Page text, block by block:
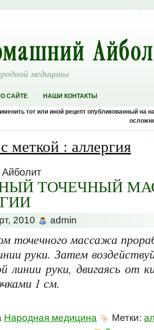
медицины
О САЙТЕ НАШИ КОНТАКТЫ
тот или иной рецепт опубликованный на
меткой : аллергия
ТОЧЕЧНЫЙ
2010 admin
точечного массажа
руки. Затем
линии руки, двигаясь от
1 см.
Народная медицина Метки: